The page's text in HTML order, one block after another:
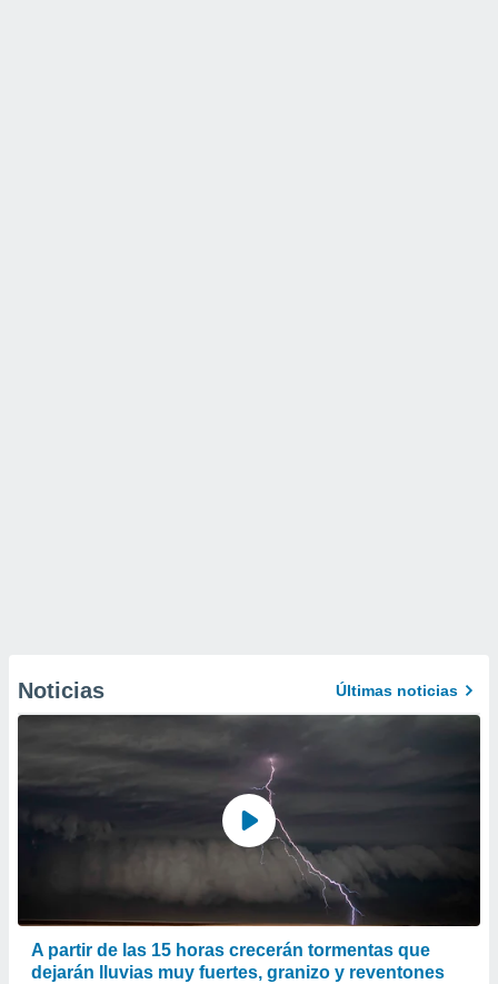
Noticias Últimas noticias
A partir de las 15 horas crecerán tormentas que
dejarán lluvias muy fuertes, granizo y reventones